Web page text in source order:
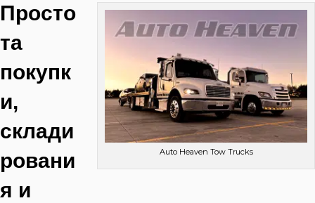
Auto Heaven Tow Trucks
Просто
та
покупк
и,
склади
ровани
я и